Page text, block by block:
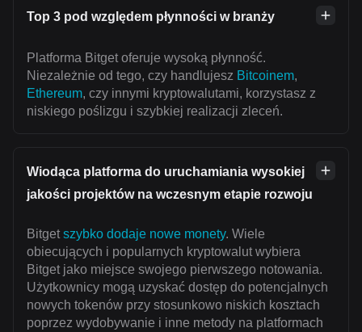
Top 3 pod względem płynności w branży
Platforma Bitget oferuje wysoką płynność.
Niezależnie od tego, czy handlujesz Bitcoinem,
Ethereum, czy innymi kryptowalutami, korzystasz z
niskiego poślizgu i szybkiej realizacji zleceń.
Wiodąca platforma do uruchamiania wysokiej
jakości projektów na wczesnym etapie rozwoju
Bitget szybko dodaje nowe monety. Wiele
obiecujących i popularnych kryptowalut wybiera
Bitget jako miejsce swojego pierwszego notowania.
Użytkownicy mogą uzyskać dostęp do potencjalnych
nowych tokenów przy stosunkowo niskich kosztach
poprzez wydobywanie i inne metody na platformach